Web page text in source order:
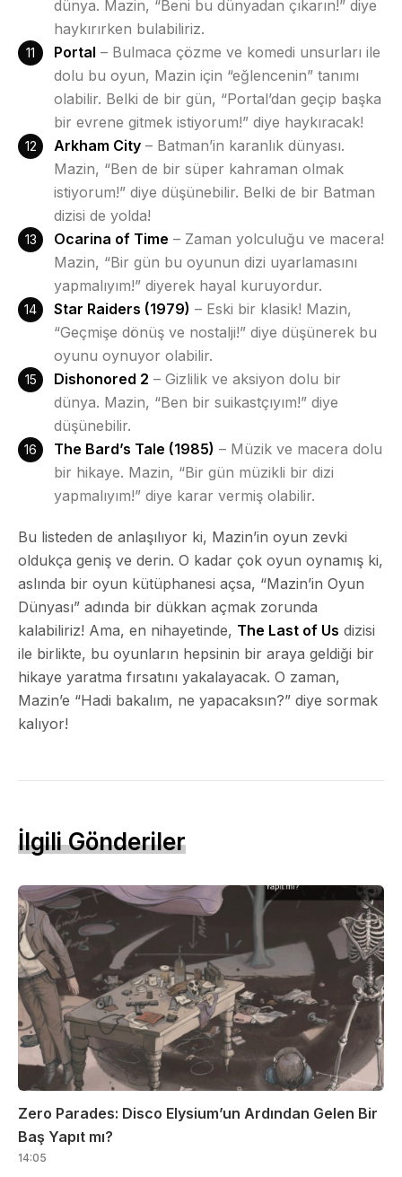
dünya. Mazin, “Beni bu dünyadan çıkarın!” diye
haykırırken bulabiliriz.
Portal – Bulmaca çözme ve komedi unsurları ile
dolu bu oyun, Mazin için “eğlencenin” tanımı
olabilir. Belki de bir gün, “Portal’dan geçip başka
bir evrene gitmek istiyorum!” diye haykıracak!
Arkham City – Batman’in karanlık dünyası.
Mazin, “Ben de bir süper kahraman olmak
istiyorum!” diye düşünebilir. Belki de bir Batman
dizisi de yolda!
Ocarina of Time – Zaman yolculuğu ve macera!
Mazin, “Bir gün bu oyunun dizi uyarlamasını
yapmalıyım!” diyerek hayal kuruyordur.
Star Raiders (1979) – Eski bir klasik! Mazin,
“Geçmişe dönüş ve nostalji!” diye düşünerek bu
oyunu oynuyor olabilir.
Dishonored 2 – Gizlilik ve aksiyon dolu bir
dünya. Mazin, “Ben bir suikastçıyım!” diye
düşünebilir.
The Bard’s Tale (1985) – Müzik ve macera dolu
bir hikaye. Mazin, “Bir gün müzikli bir dizi
yapmalıyım!” diye karar vermiş olabilir.
Bu listeden de anlaşılıyor ki, Mazin’in oyun zevki
oldukça geniş ve derin. O kadar çok oyun oynamış ki,
aslında bir oyun kütüphanesi açsa, “Mazin’in Oyun
Dünyası” adında bir dükkan açmak zorunda
kalabiliriz! Ama, en nihayetinde, The Last of Us dizisi
ile birlikte, bu oyunların hepsinin bir araya geldiği bir
hikaye yaratma fırsatını yakalayacak. O zaman,
Mazin’e “Hadi bakalım, ne yapacaksın?” diye sormak
kalıyor!
İlgili Gönderiler
Zero Parades: Disco Elysium’un Ardından Gelen Bir
Baş Yapıt mı?
14:05